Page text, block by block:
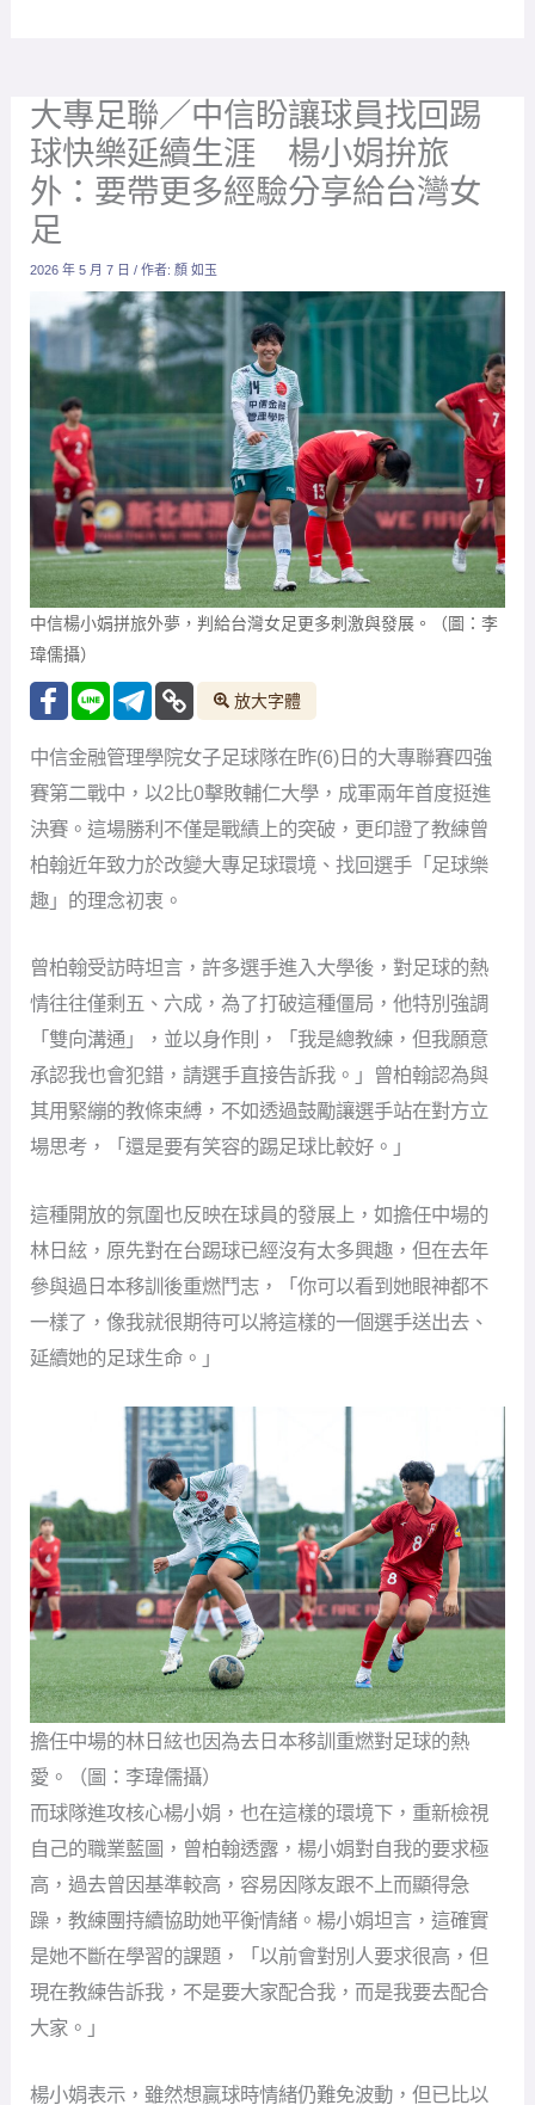
大專足聯／中信盼讓球員找回踢
球快樂延續生涯 楊小娟拚旅
外：要帶更多經驗分享給台灣女
足
2026 年 5 月 7 日/ 作者:顏 如玉
中信楊小娟拼旅外夢，判給台灣女足更多刺激與發展。（圖：李
瑋儒攝）
放大字體
中信金融管理學院女子足球隊在昨(6)日的大專聯賽四強
賽第二戰中，以2比0擊敗輔仁大學，成軍兩年首度挺進
決賽。這場勝利不僅是戰績上的突破，更印證了教練曾
柏翰近年致力於改變大專足球環境、找回選手「足球樂
趣」的理念初衷。
曾柏翰受訪時坦言，許多選手進入大學後，對足球的熱
情往往僅剩五、六成，為了打破這種僵局，他特別強調
「雙向溝通」，並以身作則，「我是總教練，但我願意
承認我也會犯錯，請選手直接告訴我。」曾柏翰認為與
其用緊繃的教條束縛，不如透過鼓勵讓選手站在對方立
場思考，「還是要有笑容的踢足球比較好。」
這種開放的氛圍也反映在球員的發展上，如擔任中場的
林日絃，原先對在台踢球已經沒有太多興趣，但在去年
參與過日本移訓後重燃鬥志，「你可以看到她眼神都不
一樣了，像我就很期待可以將這樣的一個選手送出去、
延續她的足球生命。」
擔任中場的林日絃也因為去日本移訓重燃對足球的熱
愛。（圖：李瑋儒攝）
而球隊進攻核心楊小娟，也在這樣的環境下，重新檢視
自己的職業藍圖，曾柏翰透露，楊小娟對自我的要求極
高，過去曾因基準較高，容易因隊友跟不上而顯得急
躁，教練團持續協助她平衡情緒。楊小娟坦言，這確實
是她不斷在學習的課題，「以前會對別人要求很高，但
現在教練告訴我，不是要大家配合我，而是我要去配合
大家。」
楊小娟表示，雖然想贏球時情緒仍難免波動，但已比以